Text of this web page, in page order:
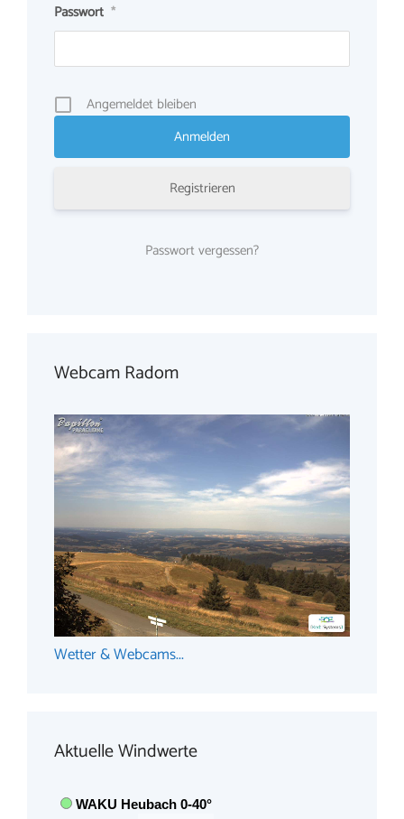
Passwort *
Angemeldet bleiben
Registrieren
Passwort vergessen?
Webcam Radom
Wetter & Webcams...
Aktuelle Windwerte